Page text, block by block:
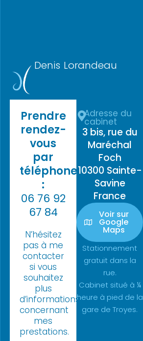
Denis Lorandeau
Adresse du
cabinet
3 bis, rue du
Maréchal
Foch
10300 Sainte-
Savine
France
Voir sur
Google
Maps
Stationnement
gratuit dans la
rue.
Cabinet situé à ¼
heure à pied de la
gare de Troyes.
Prendre
rendez-
vous
par
téléphone
:
06 76 92
67 84
N’hésitez
pas à me
contacter
si vous
souhaitez
plus
d’informations
concernant
mes
prestations.